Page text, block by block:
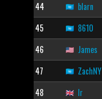
44
blarn
45
8610
46
James
47
ZachNY
48
lr